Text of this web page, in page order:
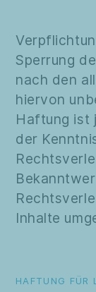
Sperrung
nach den
hiervon
Haftung ist
der
Inhalte
HAFTUNG FÜR